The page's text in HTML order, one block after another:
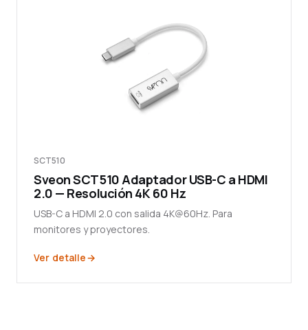
SCT510
Sveon SCT510 Adaptador USB-C a HDMI
2.0 — Resolución 4K 60 Hz
USB-C a HDMI 2.0 con salida 4K@60Hz. Para
monitores y proyectores.
Ver detalle